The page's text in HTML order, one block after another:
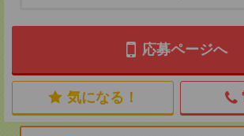
応募ページへ
気になる！